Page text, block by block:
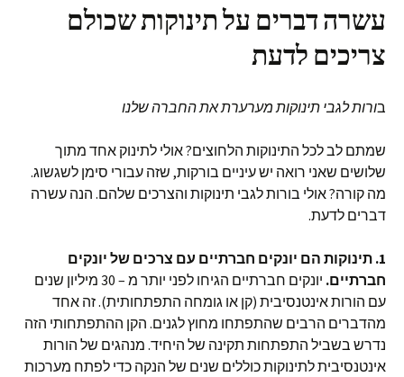
עשרה דברים על תינוקות שכולם
צריכים לדעת
בורות לגבי תינוקות מערערת את החברה שלנו
שמתם לב לכל התינוקות הלחוצים? אולי לתינוק אחד מתוך
שלושים שאני רואה יש עיניים בורקות, שזה עבורי סימן לשגשוג.
מה קורה? אולי בורות לגבי תינוקות והצרכים שלהם. הנה עשרה
דברים לדעת.
1. תינוקות הם יונקים חברתיים עם צרכים של יונקים
חברתיים.
יונקים חברתיים הגיחו לפני יותר מ – 30 מיליון שנים
עם הורות אינטנסיבית (קן או גומחה התפתחותית). זה אחד
מהדברים הרבים שהתפתחו מחוץ לגנים. הקן ההתפתחותי הזה
נדרש בשביל התפתחות תקינה של היחיד. מנהגים של הורות
אינטנסיבית לתינוקות כוללים שנים של הנקה כדי לפתח מערכות